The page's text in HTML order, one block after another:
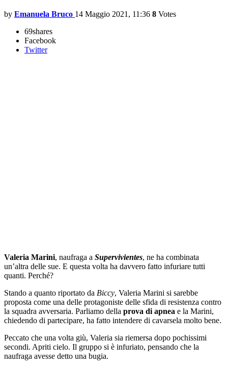
by Emanuela Bruco 14 Maggio 2021, 11:36 8 Votes
69shares
Facebook
Twitter
Valeria Marini, naufraga a Supervivientes, ne ha combinata
un’altra delle sue. E questa volta ha davvero fatto infuriare tutti
quanti. Perché?
Stando a quanto riportato da Biccy, Valeria Marini si sarebbe
proposta come una delle protagoniste delle sfida di resistenza contro
la squadra avversaria. Parliamo della prova di apnea e la Marini,
chiedendo di partecipare, ha fatto intendere di cavarsela molto bene.
Peccato che una volta giù, Valeria sia riemersa dopo pochissimi
secondi. Apriti cielo. Il gruppo si è infuriato, pensando che la
naufraga avesse detto una bugia.